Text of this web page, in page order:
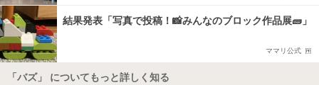
結果発表「写真で投稿！📸みんなのブロック作品展🧱」
ママリ公式
「バズ」 についてもっと詳しく知る